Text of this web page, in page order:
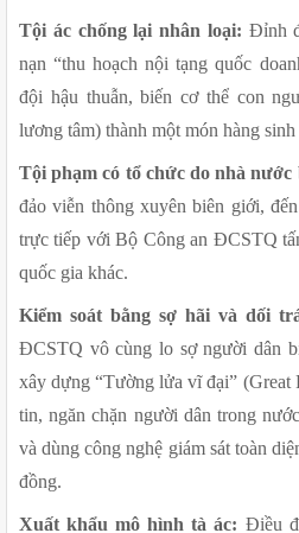
Tội ác chống lại nhân loại: Đỉnh
nạn “thu hoạch nội tạng quốc
đội hậu thuẫn, biến cơ thể con
lương tâm) thành một món hàng
Tội phạm có tổ chức do nhà nước
đảo viễn thông xuyên biên giới,
trực tiếp với Bộ Công an ĐCSTQ
quốc gia khác.
Kiểm soát bằng sợ hãi và dối
ĐCSTQ vô cùng lo sợ người dân
xây dựng “Tường lửa vĩ đại” (Great
tin, ngăn chặn người dân trong
và dùng công nghệ giám sát toàn
đồng.
Xuất khẩu mô hình tà ác: Điều